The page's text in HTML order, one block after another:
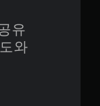
유
와